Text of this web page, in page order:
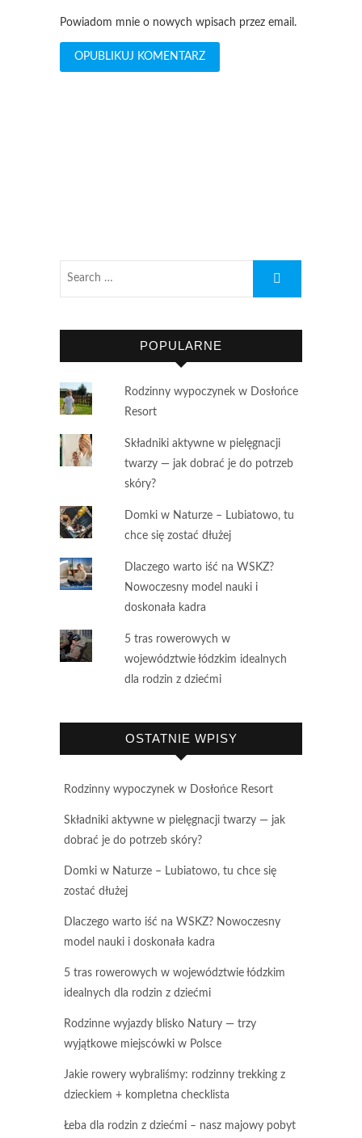
Powiadom mnie o nowych wpisach przez email.
POPULARNE
Rodzinny wypoczynek w Dosłońce
Resort
Składniki aktywne w pielęgnacji
twarzy — jak dobrać je do potrzeb
skóry?
Domki w Naturze – Lubiatowo, tu
chce się zostać dłużej
Dlaczego warto iść na WSKZ?
Nowoczesny model nauki i
doskonała kadra
5 tras rowerowych w
województwie łódzkim idealnych
dla rodzin z dziećmi
OSTATNIE WPISY
Rodzinny wypoczynek w Dosłońce Resort
Składniki aktywne w pielęgnacji twarzy — jak
dobrać je do potrzeb skóry?
Domki w Naturze – Lubiatowo, tu chce się
zostać dłużej
Dlaczego warto iść na WSKZ? Nowoczesny
model nauki i doskonała kadra
5 tras rowerowych w województwie łódzkim
idealnych dla rodzin z dziećmi
Rodzinne wyjazdy blisko Natury — trzy
wyjątkowe miejscówki w Polsce
Jakie rowery wybraliśmy: rodzinny trekking z
dzieckiem + kompletna checklista
Łeba dla rodzin z dziećmi – nasz majowy pobyt